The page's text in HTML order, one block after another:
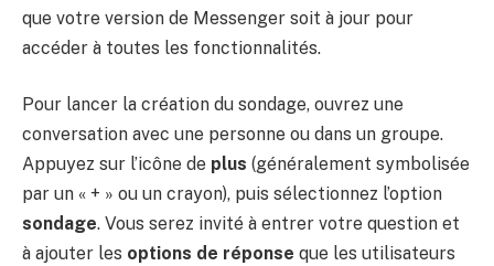
que votre version de Messenger soit à jour pour
accéder à toutes les fonctionnalités.
Pour lancer la création du sondage, ouvrez une
conversation avec une personne ou dans un groupe.
Appuyez sur l’icône de plus (généralement symbolisée
par un « + » ou un crayon), puis sélectionnez l’option
sondage. Vous serez invité à entrer votre question et
à ajouter les options de réponse que les utilisateurs